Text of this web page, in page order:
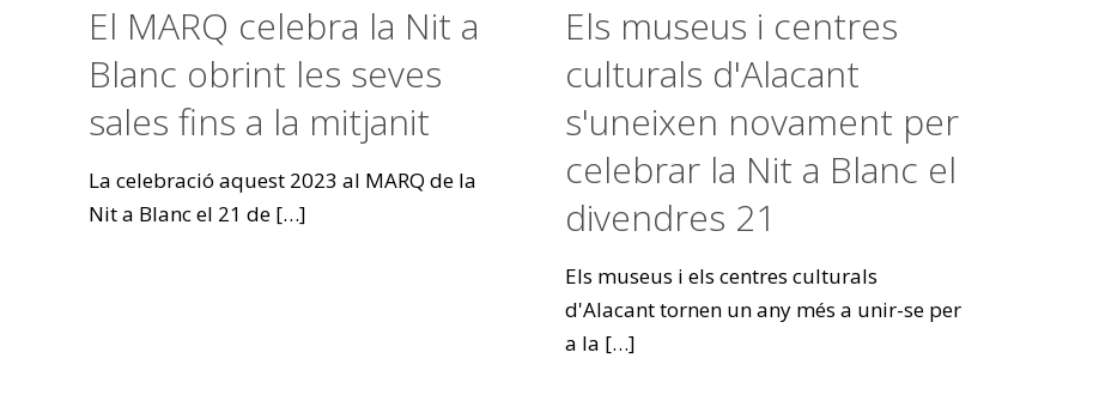
El MARQ celebra la Nit a
Blanc obrint les seves
sales fins a la mitjanit
La celebració aquest 2023 al MARQ de la
Nit a Blanc el 21 de[…]
Els museus i centres
culturals d'Alacant
s'uneixen novament per
celebrar la Nit a Blanc el
divendres 21
Els museus i els centres culturals
d'Alacant tornen un any més a unir-se per
a la […]